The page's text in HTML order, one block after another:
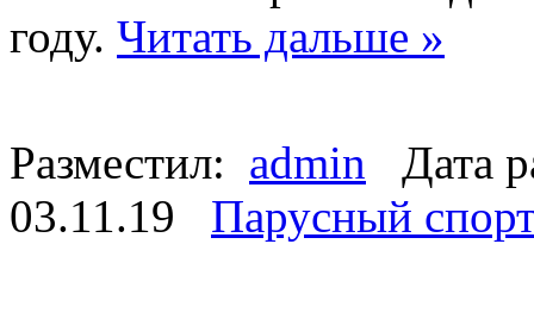
году. Читать дальше »
Разместил: admin Дата
03.11.19 Парусный